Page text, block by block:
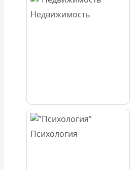
Недвижимость
Психология